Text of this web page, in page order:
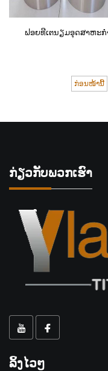
ຟອຍທີເຕນຽມອຸດສາຫະກໍ
ກ່ອນໜ້ານີ້
ກ່ຽວກັບພວກເຮົາ
ລິ້ງໄວໆ